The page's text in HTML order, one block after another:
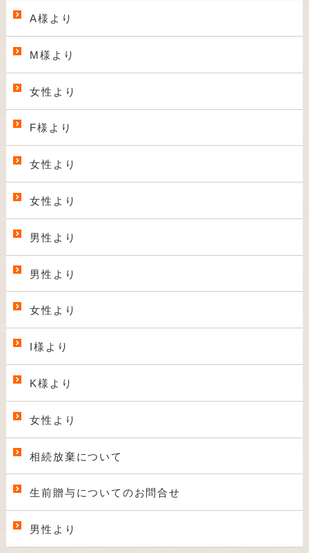
A様より
M様より
女性より
F様より
女性より
女性より
男性より
男性より
女性より
I様より
K様より
女性より
相続放棄について
生前贈与についてのお問合せ
男性より